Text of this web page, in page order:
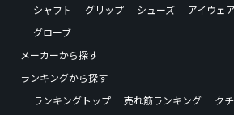
シャフト
グリップ シューズ アイウェア
グローブ
メーカーから探す
ランキングから探す
ランキングトップ
売れ筋ランキング
ク